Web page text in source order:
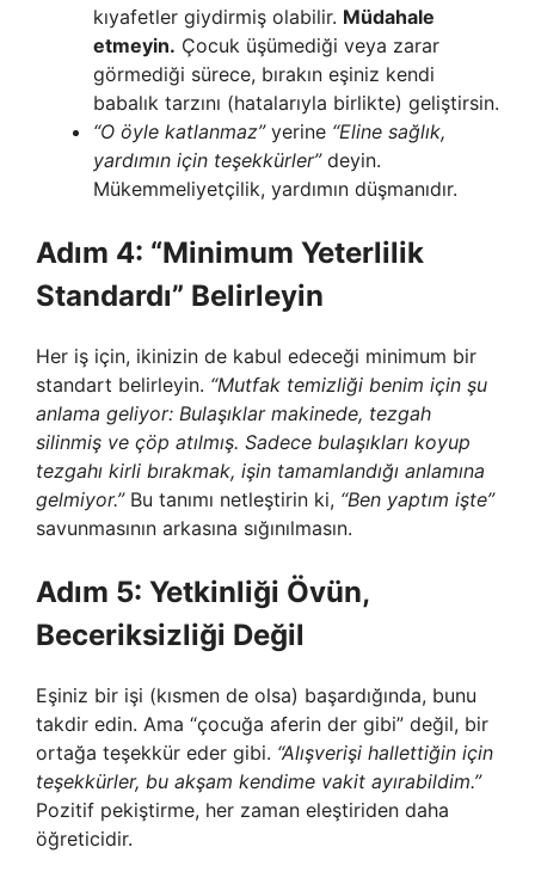
kıyafetler giydirmiş olabilir. Müdahale
etmeyin. Çocuk üşümediği veya zarar
görmediği sürece, bırakın eşiniz kendi
babalık tarzını (hatalarıyla birlikte) geliştirsin.
“O öyle katlanmaz”yerine “Eline sağlık,
yardımın için teşekkürler”deyin.
Mükemmeliyetçilik, yardımın düşmanıdır.
Adım 4: “Minimum Yeterlilik
Standardı” Belirleyin
Her iş için, ikinizin de kabul edeceği minimum bir
standart belirleyin. “Mutfak temizliği benim için şu
anlama geliyor: Bulaşıklar makinede, tezgah
silinmiş ve çöp atılmış. Sadece bulaşıkları koyup
tezgahı kirli bırakmak, işin tamamlandığı anlamına
gelmiyor.”Bu tanımı netleştirin ki, “Ben yaptım işte”
savunmasının arkasına sığınılmasın.
Adım 5: Yetkinliği Övün,
Beceriksizliği Değil
Eşiniz bir işi (kısmen de olsa) başardığında, bunu
takdir edin. Ama “çocuğa aferin der gibi” değil, bir
ortağa teşekkür eder gibi. “Alışverişi hallettiğin için
teşekkürler, bu akşam kendime vakit ayırabildim.”
Pozitif pekiştirme, her zaman eleştiriden daha
öğreticidir.